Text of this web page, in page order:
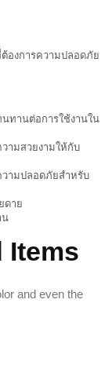
องการความปลอดภัย
ทานต่อการใช้งานใน
ามสวยงามให้กับ
ามปลอดภัยสำหรับ
ดาย
น
Items
and even the